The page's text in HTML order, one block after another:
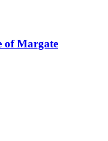
of Margate